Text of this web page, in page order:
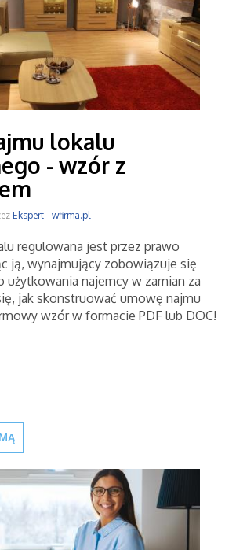
lokalu
- wzór z
Ekspert - wfirma.pl
regulowana jest przez prawo
ją, wynajmujący zobowiązuje się
użytkowania najemcy w zamian za
jak skonstruować umowę najmu
wzór w formacie PDF lub DOC!